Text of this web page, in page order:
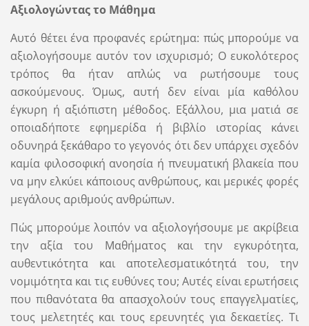
Αξιολογώντας το Μάθημα
Αυτό θέτει ένα προφανές ερώτημα: πώς μπορούμε να
αξιολογήσουμε αυτόν τον ισχυρισμό; Ο ευκολότερος
τρόπος θα ήταν απλώς να ρωτήσουμε τους
ασκούμενους. Όμως, αυτή δεν είναι μία καθόλου
έγκυρη ή αξιόπιστη μέθοδος. Εξάλλου, μια ματιά σε
οποιαδήποτε εφημερίδα ή βιβλίο ιστορίας κάνει
οδυνηρά ξεκάθαρο το γεγονός ότι δεν υπάρχει σχεδόν
καμία φιλοσοφική ανοησία ή πνευματική βλακεία που
να μην ελκύει κάποιους ανθρώπους, και μερικές φορές
μεγάλους αριθμούς ανθρώπων.
Πώς μπορούμε λοιπόν να αξιολογήσουμε με ακρίβεια
την αξία του Μαθήματος και την εγκυρότητα,
αυθεντικότητα και αποτελεσματικότητά του, την
νομιμότητα και τις ευθύνες του; Αυτές είναι ερωτήσεις
που πιθανότατα θα απασχολούν τους επαγγελματίες,
τους μελετητές και τους ερευνητές για δεκαετίες. Τι